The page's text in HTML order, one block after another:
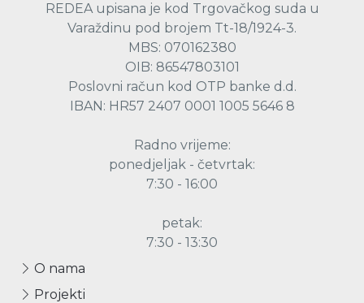
REDEA upisana je kod Trgovačkog suda u
Varaždinu pod brojem Tt-18/1924-3.
MBS: 070162380
OIB: 86547803101
Poslovni račun kod OTP banke d.d.
IBAN: HR57 2407 0001 1005 5646 8
Radno vrijeme:
ponedjeljak - četvrtak:
7:30 - 16:00
petak:
7:30 - 13:30
O nama
Projekti